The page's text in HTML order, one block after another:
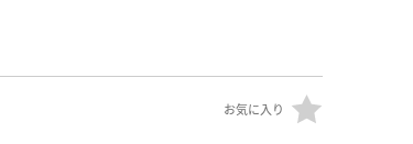
お気に入り